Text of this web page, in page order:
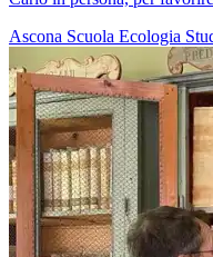
Ascona Scuola Ecologia